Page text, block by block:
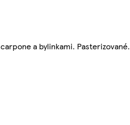
a bylinkami. Pasterizované.